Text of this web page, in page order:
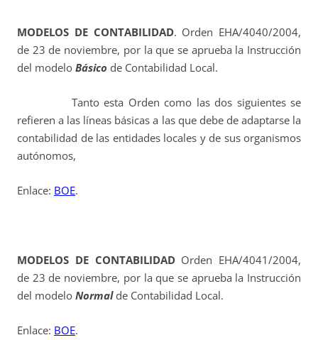
MODELOS DE CONTABILIDAD. Orden EHA/4040/2004,
de 23 de noviembre, por la que se aprueba la Instrucción
del modelo Básico de Contabilidad Local.
Tanto esta Orden como las dos siguientes se
refieren a las líneas básicas a las que debe de adaptarse la
contabilidad de las entidades locales y de sus organismos
autónomos,
Enlace: BOE.
MODELOS DE CONTABILIDADOrden EHA/4041/2004,
de 23 de noviembre, por la que se aprueba la Instrucción
del modelo Normalde Contabilidad Local.
Enlace: BOE.